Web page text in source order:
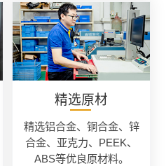
精选原材
精选铝合金、铜合金、锌
合金、亚克力、PEEK、
ABS等优良原材料。